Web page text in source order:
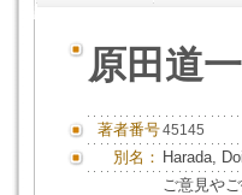
原田道一
著者番号45145
別名： Harada,
ご意見や